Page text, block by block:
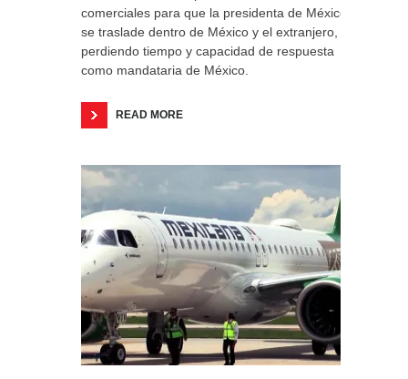
comerciales para que la presidenta de México
se traslade dentro de México y el extranjero,
perdiendo tiempo y capacidad de respuesta
como mandataria de México.
READ MORE